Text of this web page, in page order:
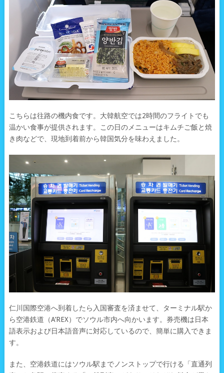
こちらは往路の機内食です。大韓航空では2時間のフライトでも
温かい食事が提供されます。この日のメニューはキムチご飯と焼
き肉などで、現地到着前から韓国気分を味わえました。
仁川国際空港へ到着したら入国審査を済ませて、ターミナル駅か
ら空港鉄道（A’REX）でソウル市内へ向かいます。券売機は日本
語表示および日本語音声に対応しているので、簡単に購入できま
す。
また、空港鉄道にはソウル駅までノンストップで行ける「直通列